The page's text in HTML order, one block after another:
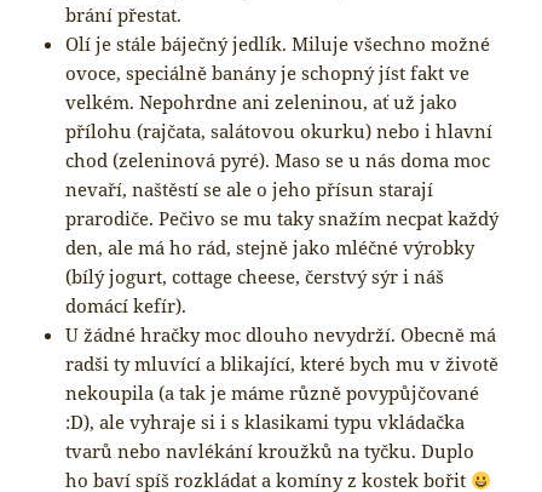
brání přestat.
Olí je stále báječný jedlík. Miluje všechno možné
ovoce, speciálně banány je schopný jíst fakt ve
velkém. Nepohrdne ani zeleninou, ať už jako
přílohu (rajčata, salátovou okurku) nebo i hlavní
chod (zeleninová pyré). Maso se u nás doma moc
nevaří, naštěstí se ale o jeho přísun starají
prarodiče. Pečivo se mu taky snažím necpat každý
den, ale má ho rád, stejně jako mléčné výrobky
(bílý jogurt, cottage cheese, čerstvý sýr i náš
domácí kefír).
U žádné hračky moc dlouho nevydrží. Obecně má
radši ty mluvící a blikající, které bych mu v životě
nekoupila (a tak je máme různě povypůjčované
:D), ale vyhraje si i s klasikami typu vkládačka
tvarů nebo navlékání kroužků na tyčku. Duplo
ho baví spíš rozkládat a komíny z kostek bořit